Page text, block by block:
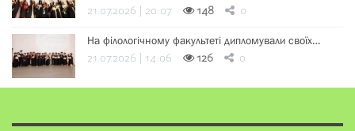
21.07.2026 | 20:07 148 0
На філологічному факультеті дипломували своїх…
21.07.2026 | 14:06 126 0